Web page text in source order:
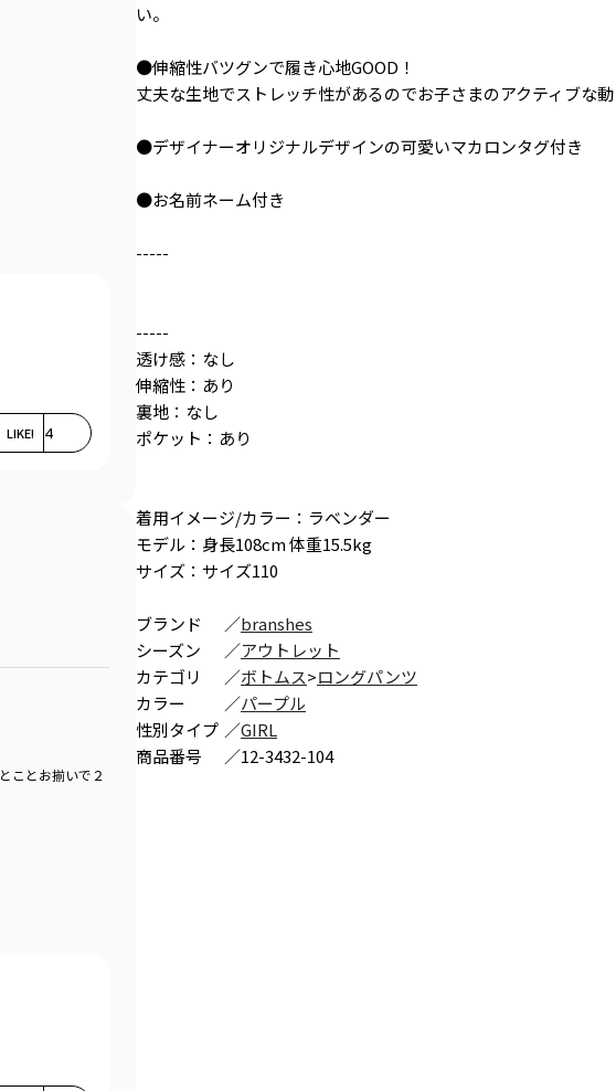
LIKE! 4
ことお揃いで２
い。
●伸縮性バツグンで履き心地GOOD！
丈夫な生地でストレッチ性があるのでお子さまのアクティブな
●デザイナーオリジナルデザインの可愛いマカロンタグ付き
●お名前ネーム付き
-----
-----
透け感：なし
伸縮性：あり
裏地：なし
ポケット：あり
着用イメージ/カラー：ラベンダー
モデル：身長108cm 体重15.5kg
サイズ：サイズ110
ブランド ／branshes
シーズン
／アウトレット
カテゴリ
／ボトムス>ロングパンツ
カラー
／パープル
性別タイプ ／GIRL
商品番号
／12-3432-104